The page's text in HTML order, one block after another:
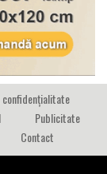
Publicitate
Contact